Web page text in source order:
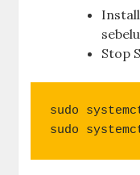
Stop
sudo
sudo